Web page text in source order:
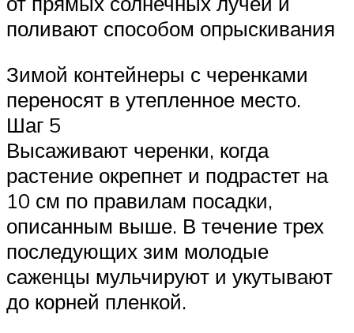
поливают способом опрыскивания
Зимой контейнеры с черенками
переносят в утепленное место.
Шаг 5
Высаживают черенки, когда
растение окрепнет и подрастет на
10 см по правилам посадки,
описанным выше. В течение трех
последующих зим молодые
саженцы мульчируют и укутывают
до корней пленкой.